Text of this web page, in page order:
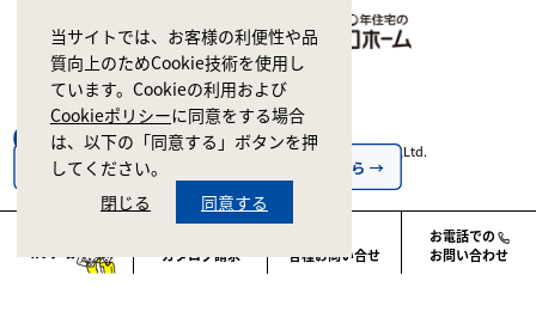
Copyright © 1998-2026 ZERO CORPORATION Co.,Ltd.
カタログ請求 各種お問い合せ
お電話での
お問い合わせ
当サイトでは、お客様の利便性や品
質向上のためCookie技術を使用し
ています。Cookieの利用および
Cookieポリシーに同意をする場合
は、以下の「同意する」ボタンを押
してください。
閉じる
同意する